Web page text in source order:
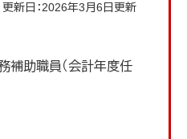
更新日：2026年3月6日更新
補助職員（会計年度任